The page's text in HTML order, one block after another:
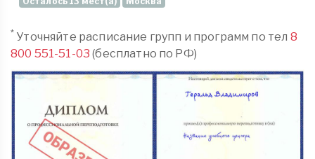
* Уточняйте расписание групп и программ по тел 8
800 551-51-03 (бесплатно по РФ)